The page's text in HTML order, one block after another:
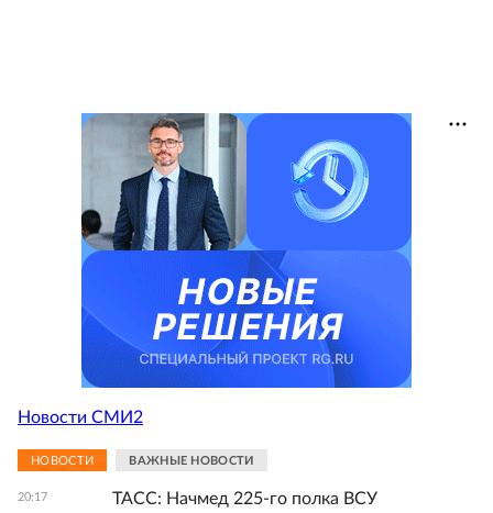
Новости СМИ2
НОВОСТИ ВАЖНЫЕ НОВОСТИ
20:17
ТАСС: Начмед 225-го полка ВСУ